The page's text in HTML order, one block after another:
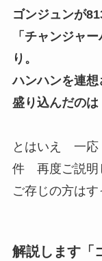
ゴンジュンが
「チャンジャ
り。
ハンハンを連
盛り込んだの
とはいえ 一応
件 再度ご説明
ご存じの方は
解説します「